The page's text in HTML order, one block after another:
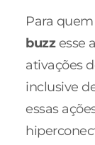
Para
buzzesse
ativações
inclusive
essas